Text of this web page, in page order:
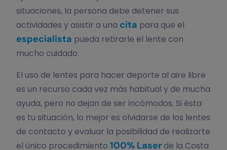
situaciones, la persona debe detener sus
actividades y asistir a una cita para que el
especialista pueda retirarle el lente con
mucho cuidado.
El uso de lentes para hacer deporte al aire libre
es un recurso cada vez más habitual y de mucha
ayuda, pero no dejan de ser incómodos. Si ésta
es tu situación, lo mejor es olvidarse de los lentes
de contacto y evaluar la posibilidad de realizarte
el único procedimiento 100% Laser de la Costa